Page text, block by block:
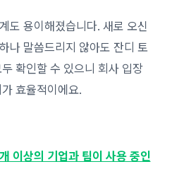
도 용이해졌습니다. 새로 오신
나 말씀드리지 않아도 잔디 토
확인할 수 있으니 회사 입장
효율적이에요.
이상의 기업과 팀이 사용 중인